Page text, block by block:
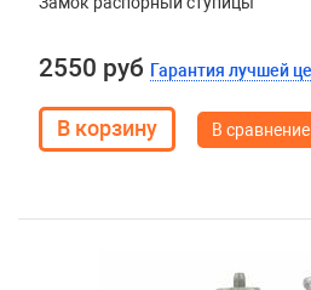
2550 руб Гарантия лучшей
В сравнение